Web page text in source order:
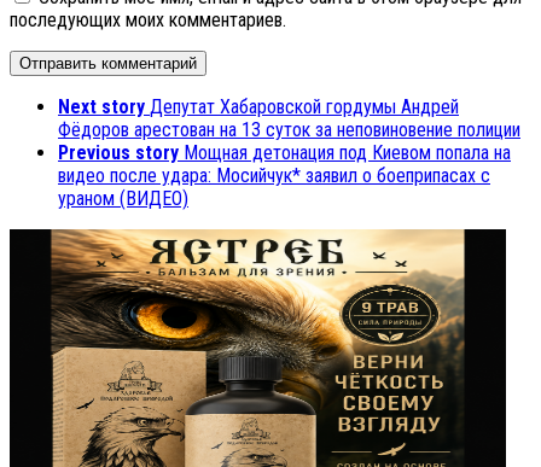
последующих моих комментариев.
Next story Депутат Хабаровской гордумы Андрей
Фёдоров арестован на 13 суток за неповиновение полиции
Previous story Мощная детонация под Киевом попала на
видео после удара: Мосийчук* заявил о боеприпасах с
ураном (ВИДЕО)